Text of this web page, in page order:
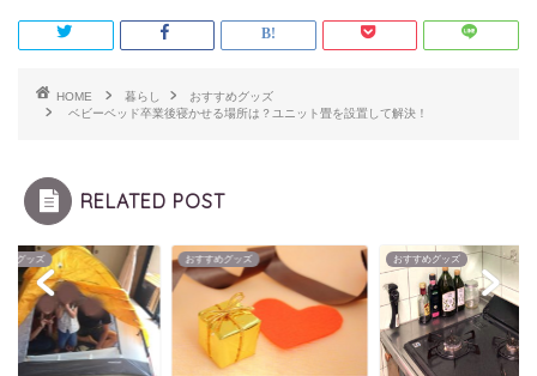
HOME 暮らし
おすすめグッズ
ベビーベッド卒業後寝かせる場所は？ユニット畳を設置して解決！
RELATED POST
めグッズ おすすめグッズ おすすめグッズ